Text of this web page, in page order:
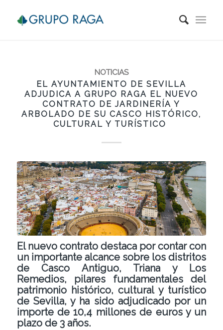
NOTICIAS
EL AYUNTAMIENTO DE SEVILLA
ADJUDICA A GRUPO RAGA EL NUEVO
CONTRATO DE JARDINERÍA Y
ARBOLADO DE SU CASCO HISTÓRICO,
CULTURAL Y TURÍSTICO
El nuevo contrato destaca por contar con
un importante alcance sobre los distritos
de Casco Antiguo, Triana y Los
Remedios, pilares fundamentales del
patrimonio histórico, cultural y turístico
de Sevilla, y ha sido adjudicado por un
importe de 10,4 millones de euros y un
plazo de 3 años.